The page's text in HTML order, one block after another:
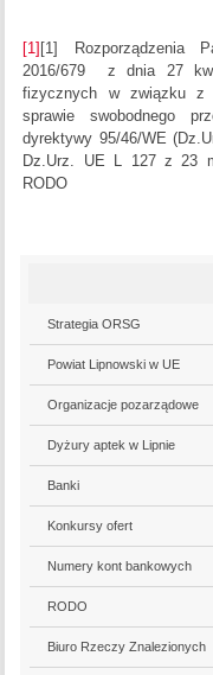
[1] [1] Rozporządzenia
2016/679 z dnia 27
fizycznych w związku z
sprawie swobodnego
dyrektywy 95/46/WE
Dz.Urz. UE L 127 z 23
RODO
Strategia ORSG
Powiat Lipnowski w UE
Organizacje pozarządowe
Dyżury aptek w Lipnie
Banki
Konkursy ofert
Numery kont bankowych
RODO
Biuro Rzeczy Znalezionych